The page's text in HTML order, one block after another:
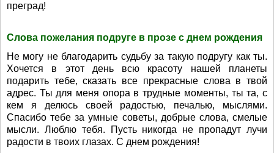
преград!
Слова пожелания подруге в прозе с днем рождения
Не могу не благодарить судьбу за такую подругу как ты.
Хочется в этот день всю красоту нашей планеты
подарить тебе, сказать все прекрасные слова в твой
адрес. Ты для меня опора в трудные моменты, ты та, с
кем я делюсь своей радостью, печалью, мыслями.
Спасибо тебе за умные советы, добрые слова, смелые
мысли. Люблю тебя. Пусть никогда не пропадут лучи
радости в твоих глазах. С днем рождения!